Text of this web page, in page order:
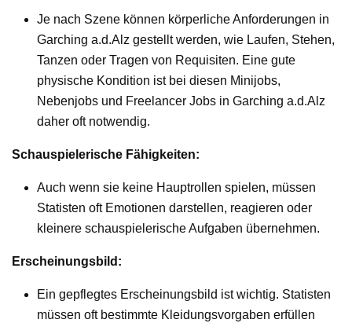
Je nach Szene können körperliche Anforderungen in
Garching a.d.Alz gestellt werden, wie Laufen, Stehen,
Tanzen oder Tragen von Requisiten. Eine gute
physische Kondition ist bei diesen Minijobs,
Nebenjobs und Freelancer Jobs in Garching a.d.Alz
daher oft notwendig.
Schauspielerische Fähigkeiten:
Auch wenn sie keine Hauptrollen spielen, müssen
Statisten oft Emotionen darstellen, reagieren oder
kleinere schauspielerische Aufgaben übernehmen.
Erscheinungsbild:
Ein gepflegtes Erscheinungsbild ist wichtig. Statisten
müssen oft bestimmte Kleidungsvorgaben erfüllen